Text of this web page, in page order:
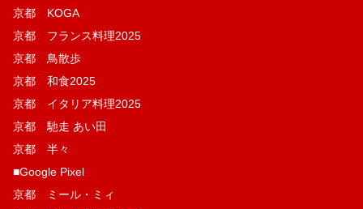
京都 KOGA
京都 フランス料理2025
京都 鳥散歩
京都 和食2025
京都 イタリア料理2025
京都 馳走 あい田
京都 半々
■Google Pixel
京都 ミール・ミィ